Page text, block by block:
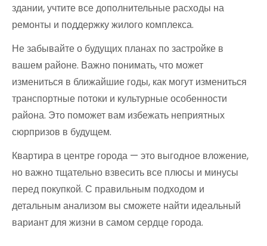
здании, учтите все дополнительные расходы на
ремонты и поддержку жилого комплекса.
Не забывайте о будущих планах по застройке в
вашем районе. Важно понимать, что может
измениться в ближайшие годы, как могут измениться
транспортные потоки и культурные особенности
района. Это поможет вам избежать неприятных
сюрпризов в будущем.
Квартира в центре города — это выгодное вложение,
но важно тщательно взвесить все плюсы и минусы
перед покупкой. С правильным подходом и
детальным анализом вы сможете найти идеальный
вариант для жизни в самом сердце города.